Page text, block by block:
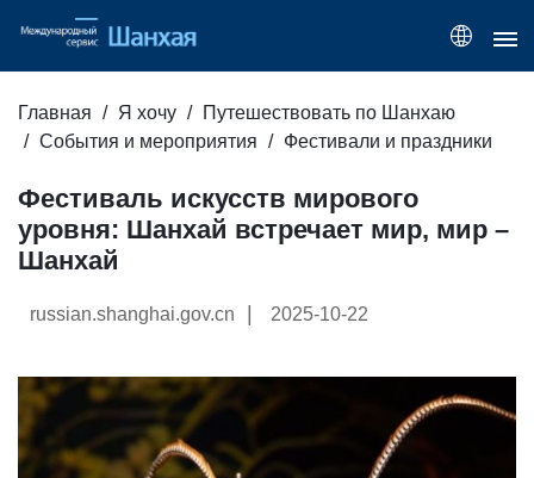
Главная Я хочу
Путешествовать по Шанхаю
События и мероприятия
Фестивали и праздники
Фестиваль искусств мирового
уровня: Шанхай встречает мир, мир –
Шанхай
russian.shanghai.gov.cn 2025-10-22